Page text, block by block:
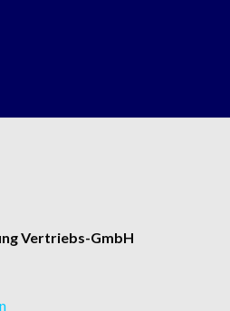
Vertriebs-GmbH